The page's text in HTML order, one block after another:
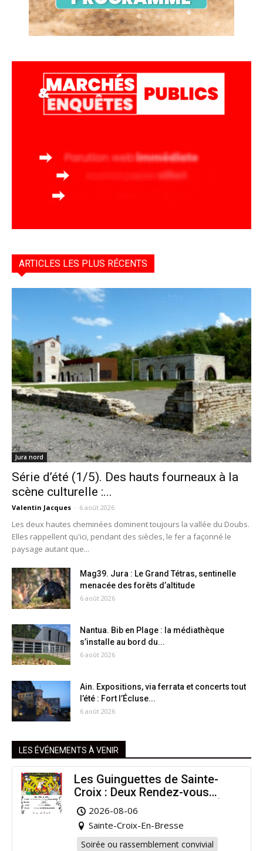
ARTICLES LES PLUS RÉCENTS
Jura nord
Série d’été (1/5). Des hauts fourneaux à la
scène culturelle :...
Valentin Jacques - 6 août 2026
Les deux hautes cheminées dominent toujours la vallée du Doubs.
Elles rappellent qu'ici, pendant des siècles, le fer a façonné le
paysage autant que...
Mag39. Jura : Le Grand Tétras, sentinelle
menacée des forêts d’altitude
6 août 2026
Nantua. Bib en Plage : la médiathèque
s’installe au bord du...
6 août 2026
Ain. Expositions, via ferrata et concerts tout
l’été : Fort l’Écluse...
6 août 2026
LES ÉVÉNEMENTS À VENIR
Les Guinguettes de Sainte-
Croix : Deux Rendez-vous
Dansants pour Prolonger l’Été
!
2026-08-06
Sainte-Croix-En-Bresse
Soirée ou rassemblement convivial